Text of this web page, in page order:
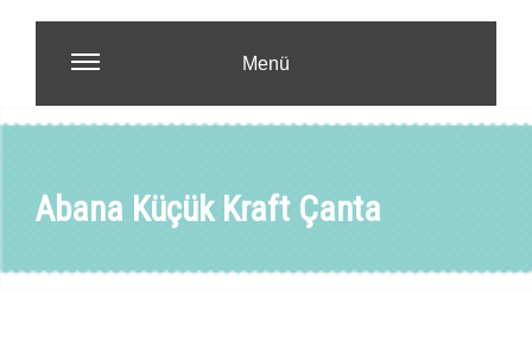
Menü
Abana Küçük Kraft Çanta